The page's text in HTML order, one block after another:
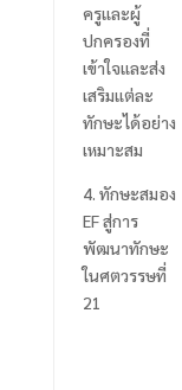
ครูและผู้
ปกครองที่
เข้าใจและส่ง
เสริมแต่ละ
ทักษะได้อย่าง
เหมาะสม
4. ทักษะสมอง
EFสู่การ
พัฒนาทักษะ
ในศตวรรษที่
21